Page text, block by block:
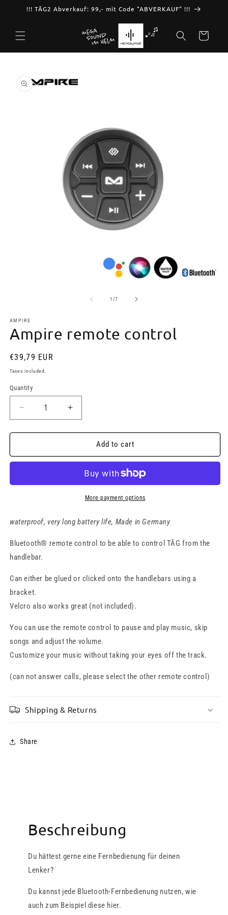
Skip to
!!! TĀG2 Abverkauf: 99,- mit Code "ABVERKAUF" !!!
Cart
product
information
1 /of
7
AMPIRE
Ampire remote control
Regular
price
€39,79 EUR
Taxes included.
Quantity
Quantity
Decrease
quantity
for
remote
Increase
quantity
for
Ampire
remote
Add to cart
More payment options
waterproof, very long battery life, Made in Germany
Bluetooth® remote control to be able to control TĀG from the
handlebar.
Can either be glued or clicked onto the handlebars using a
bracket.
Velcro also works great (not included).
You can use the remote control to pause and play music, skip
songs and adjust the volume.
Customize your music without taking your eyes off the track.
(can not answer calls, please select the other remote control)
Shipping & Returns
Share
Beschreibung
Du hättest gerne eine Fernbedienung für deinen
Lenker?
Du kannst jede Bluetooth-Fernbedienung nutzen, wie
auch zum Beispiel diese hier.